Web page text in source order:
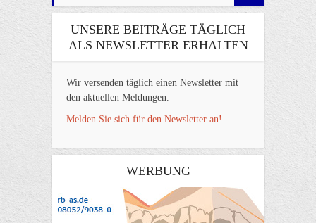
UNSERE BEITRÄGE TÄGLICH
ALS NEWSLETTER ERHALTEN
Wir versenden täglich einen Newsletter mit
den aktuellen Meldungen.
Melden Sie sich für den Newsletter an!
WERBUNG